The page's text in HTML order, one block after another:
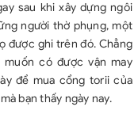
sau khi xây dựng ngôi
người thờ phụng, một
được ghi trên đó. Chẳng
có được vận may
để mua cổng torii của
bạn thấy ngày nay.